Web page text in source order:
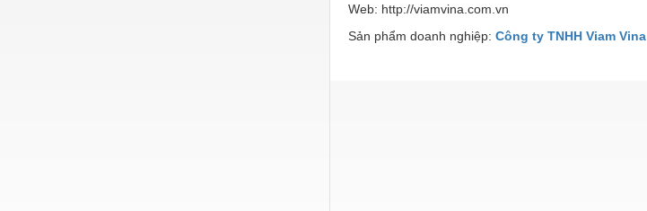
Web: http://viamvina.com.vn
Sản phẩm doanh nghiệp: Công ty TNHH Viam Vina